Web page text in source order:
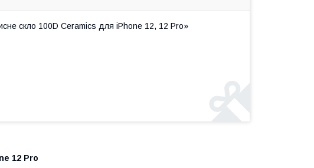
скло 100D Ceramics для iPhone 12, 12 Pro»
12 Pro